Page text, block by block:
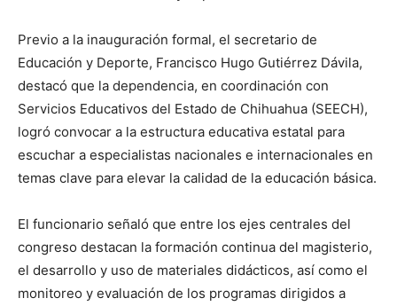
Previo a la inauguración formal, el secretario de
Educación y Deporte, Francisco Hugo Gutiérrez Dávila,
destacó que la dependencia, en coordinación con
Servicios Educativos del Estado de Chihuahua (SEECH),
logró convocar a la estructura educativa estatal para
escuchar a especialistas nacionales e internacionales en
temas clave para elevar la calidad de la educación básica.
El funcionario señaló que entre los ejes centrales del
congreso destacan la formación continua del magisterio,
el desarrollo y uso de materiales didácticos, así como el
monitoreo y evaluación de los programas dirigidos a